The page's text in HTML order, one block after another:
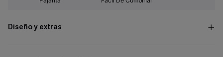
Diseño y extras